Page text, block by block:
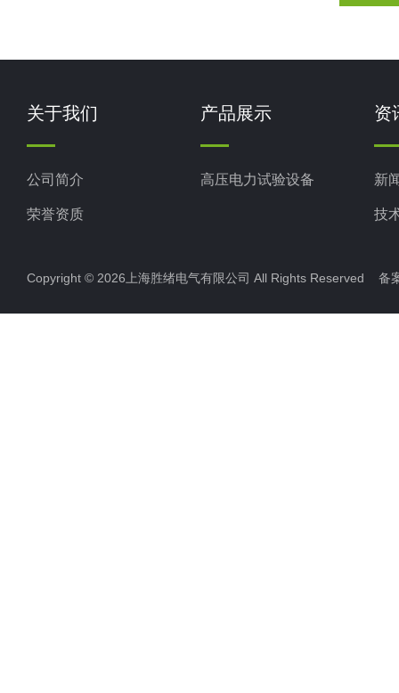
关于我们
公司简介
荣誉资质
产品展示
高压电力试验设备
资
新
技
Copyright © 2026上海胜绪电气有限公司 All Rights Reserved 备